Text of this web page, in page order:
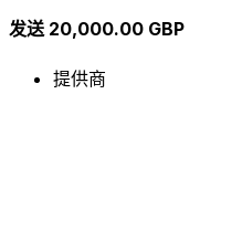
发送 20,000.00 GBP
提供商